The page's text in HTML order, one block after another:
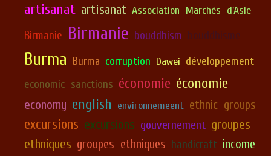
artisanat artisanat Association Marchés d'Asie
Birmanie Birmanie bouddhism bouddhisme
Burma Burma corruption Dawei développement
economic sanctions économie économie
economy english environnemeent ethnic groups
excursions excursions gouvernement groupes
ethniques groupes ethniques handicraft income